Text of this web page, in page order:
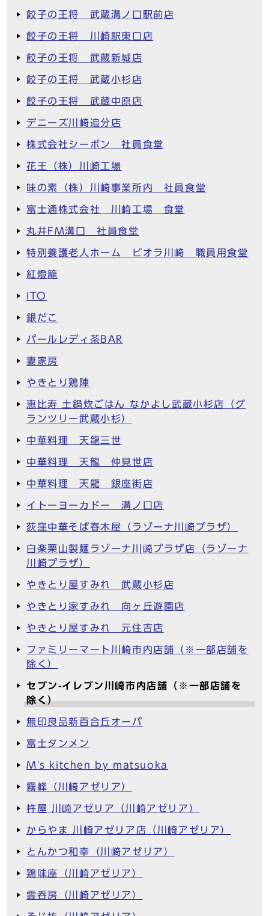
餃子の王将 武蔵溝ノ口駅前店
餃子の王将 川崎駅東口店
餃子の王将 武蔵新城店
餃子の王将 武蔵小杉店
餃子の王将 武蔵中原店
デニーズ川崎追分店
株式会社シーボン 社員食堂
花王（株）川崎工場
味の素（株）川崎事業所内 社員食堂
富士通株式会社 川崎工場 食堂
丸井FM溝口 社員食堂
特別養護老人ホーム ビオラ川崎 職員用食堂
紅燈籠
ITO
銀だこ
パールレディ茶BAR
妻家房
やきとり鶏陣
恵比寿 土鍋炊ごはん なかよし武蔵小杉店（グ
ランツリー武蔵小杉）
中華料理 天龍三世
中華料理 天龍 仲見世店
中華料理 天龍 銀座街店
イトーヨーカドー 溝ノ口店
荻窪中華そば春木屋（ラゾーナ川崎プラザ）
白楽栗山製麺ラゾーナ川崎プラザ店（ラゾーナ
川崎プラザ）
やきとり屋すみれ 武蔵小杉店
やきとり家すみれ 向ヶ丘遊園店
やきとり屋すみれ 元住吉店
ファミリーマート川崎市内店舗（※一部店舗を
除く）
セブン-イレブン川崎市内店舗（※一部店舗を
除く）
無印良品新百合丘オーパ
富士タンメン
M's kitchen by matsuoka
霧峰（川崎アゼリア）
杵屋 川崎アゼリア（川崎アゼリア）
からやま 川崎アゼリア店（川崎アゼリア）
とんかつ和幸（川崎アゼリア）
鶏味座（川崎アゼリア）
雲呑房（川崎アゼリア）